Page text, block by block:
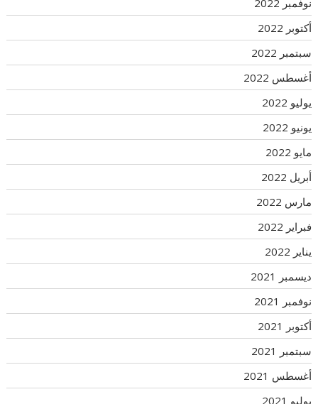
نوفمبر 2022
أكتوبر 2022
سبتمبر 2022
أغسطس 2022
يوليو 2022
يونيو 2022
مايو 2022
أبريل 2022
مارس 2022
فبراير 2022
يناير 2022
ديسمبر 2021
نوفمبر 2021
أكتوبر 2021
سبتمبر 2021
أغسطس 2021
يوليو 2021